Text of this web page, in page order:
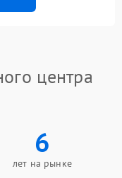
центра
6
лет на рынке